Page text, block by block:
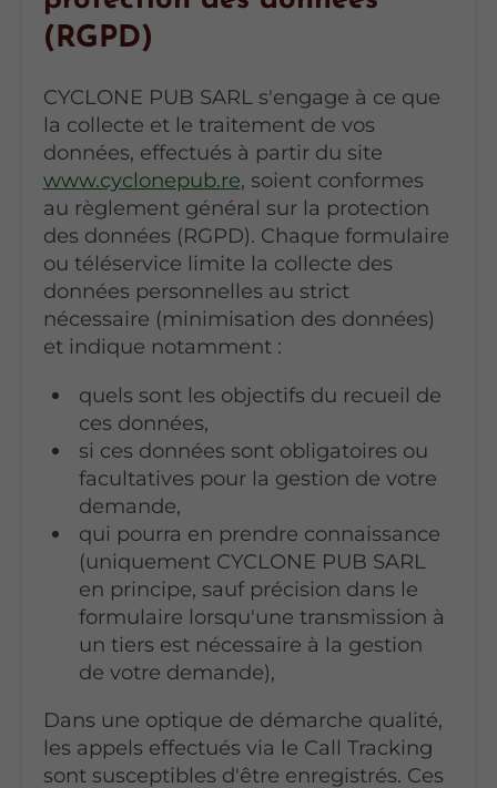
(RGPD)
CYCLONE PUB SARL s'engage à ce que
la collecte et le traitement de vos
données, effectués à partir du site
www.cyclonepub.re, soient conformes
au règlement général sur la protection
des données (RGPD). Chaque formulaire
ou téléservice limite la collecte des
données personnelles au strict
nécessaire (minimisation des données)
et indique notamment :
quels sont les objectifs du recueil de
ces données,
si ces données sont obligatoires ou
facultatives pour la gestion de votre
demande,
qui pourra en prendre connaissance
(uniquement CYCLONE PUB SARL
en principe, sauf précision dans le
formulaire lorsqu'une transmission à
un tiers est nécessaire à la gestion
de votre demande),
Dans une optique de démarche qualité,
les appels effectués via le Call Tracking
sont susceptibles d'être enregistrés. Ces